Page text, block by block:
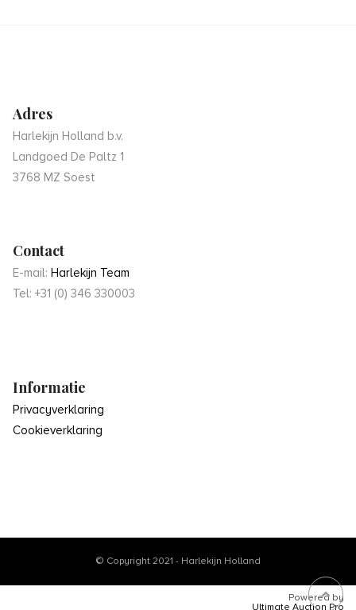
Adres
Harlekijn Holland b.v.
Landgoed De Paltz 1
3768 MZ Soest
Contact
E-mail: Harlekijn Team
Tel: +31 (0) 346 330003
Informatie
Privacyverklaring
Cookieverklaring
© Copyright 2021 - Harlekijn Holland
Powered by
Ultimate Auction Pro